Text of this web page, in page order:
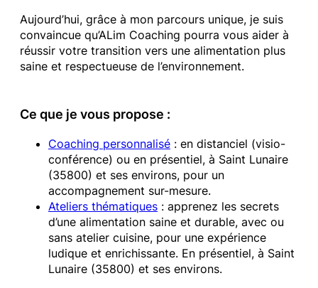
Aujourd’hui, grâce à mon parcours unique, je suis
convaincue qu’ALim Coaching pourra vous aider à
réussir votre transition vers une alimentation plus
saine et respectueuse de l’environnement.
Ce que je vous propose :
Coaching personnalisé : en distanciel (visio-
conférence) ou en présentiel, à Saint Lunaire
(35800) et ses environs, pour un
accompagnement sur-mesure.
Ateliers thématiques : apprenez les secrets
d’une alimentation saine et durable, avec ou
sans atelier cuisine, pour une expérience
ludique et enrichissante. En présentiel, à Saint
Lunaire (35800) et ses environs.